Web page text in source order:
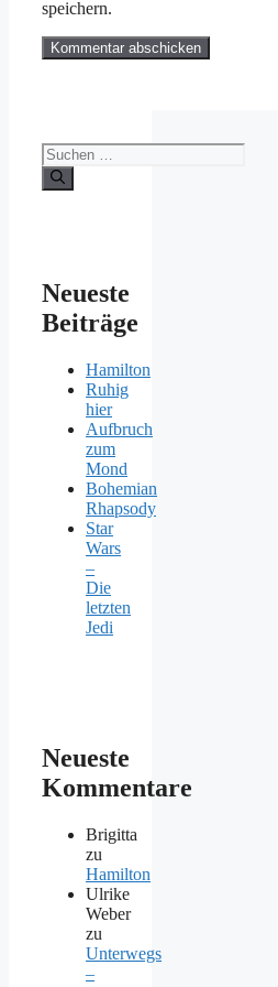
speichern.
Suchen
nach:
Neueste
Beiträge
Hamilton
Ruhig
hier
Aufbruch
zum
Mond
Bohemian
Rhapsody
Star
Wars
–
Die
letzten
Jedi
Neueste
Kommentare
Brigitta
zu
Hamilton
Ulrike
Weber
zu
Unterwegs
–